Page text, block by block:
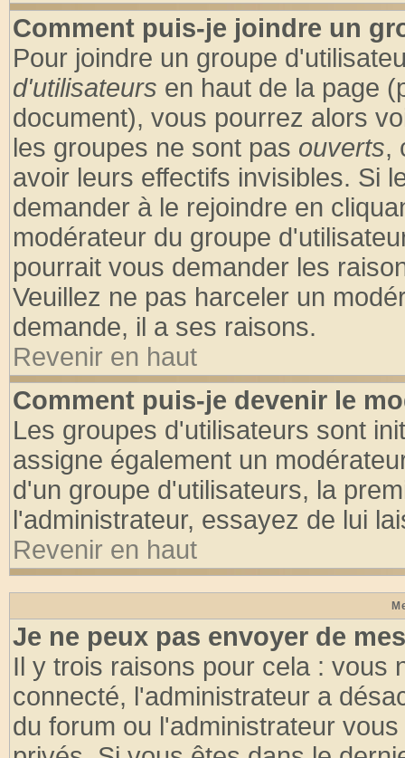
Comment puis-je joindre un
Pour joindre un groupe
d'utilisateurs en haut de la page
document), vous pourrez alors
les groupes ne sont pas ouverts,
avoir leurs effectifs invisibles. Si
demander à le rejoindre en
modérateur du groupe
pourrait vous demander les
Veuillez ne pas harceler un
demande, il a ses raisons.
Revenir en haut
Comment puis-je devenir le
Les groupes d'utilisateurs sont
assigne également un
d'un groupe d'utilisateurs, la
l'administrateur, essayez de lui
Revenir en haut
Je ne peux pas envoyer de
Il y trois raisons pour cela : vous
connecté, l'administrateur a
du forum ou l'administrateur